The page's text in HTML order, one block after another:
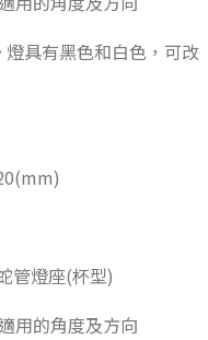
具有黑色和白色，可改
管燈座(杯型)
用的角度及方向